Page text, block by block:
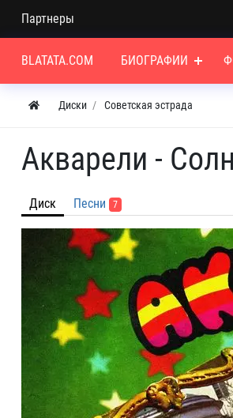
Партнеры
BLATATA.COM БИОГРАФИИ
Диски Советская эстрада
Акварели -
Диск Песни 7